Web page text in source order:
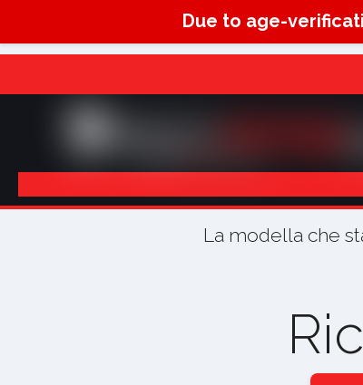
Due to age-
La modella che